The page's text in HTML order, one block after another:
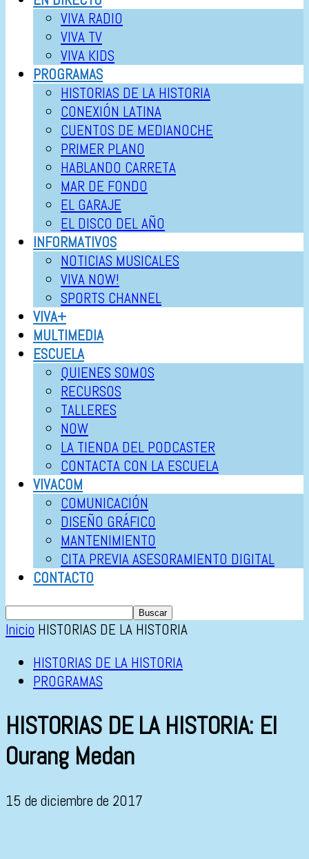
VIVA RADIO
VIVA TV
VIVA KIDS
PROGRAMAS
HISTORIAS DE LA HISTORIA
CONEXIÓN LATINA
CUENTOS DE MEDIANOCHE
PRIMER PLANO
HABLANDO CARRETA
MAR DE FONDO
EL GARAJE
EL DISCO DEL AÑO
INFORMATIVOS
NOTICIAS MUSICALES
VIVA NOW!
SPORTS CHANNEL
VIVA+
MULTIMEDIA
ESCUELA
QUIENES SOMOS
RECURSOS
TALLERES
NOW
LA TIENDA DEL PODCASTER
CONTACTA CON LA ESCUELA
VIVACOM
COMUNICACIÓN
DISEÑO GRÁFICO
MANTENIMIENTO
CITA PREVIA ASESORAMIENTO DIGITAL
CONTACTO
Inicio HISTORIAS DE LA HISTORIA
HISTORIAS DE LA HISTORIA
PROGRAMAS
HISTORIAS DE LA HISTORIA: El
Ourang Medan
15 de diciembre de 2017